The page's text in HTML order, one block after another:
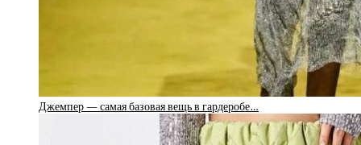
Джемпер — самая базовая вещь в гардеробе…